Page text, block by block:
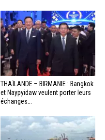
THAÏLANDE – BIRMANIE : Bangkok
et Naypyidaw veulent porter leurs
échanges...